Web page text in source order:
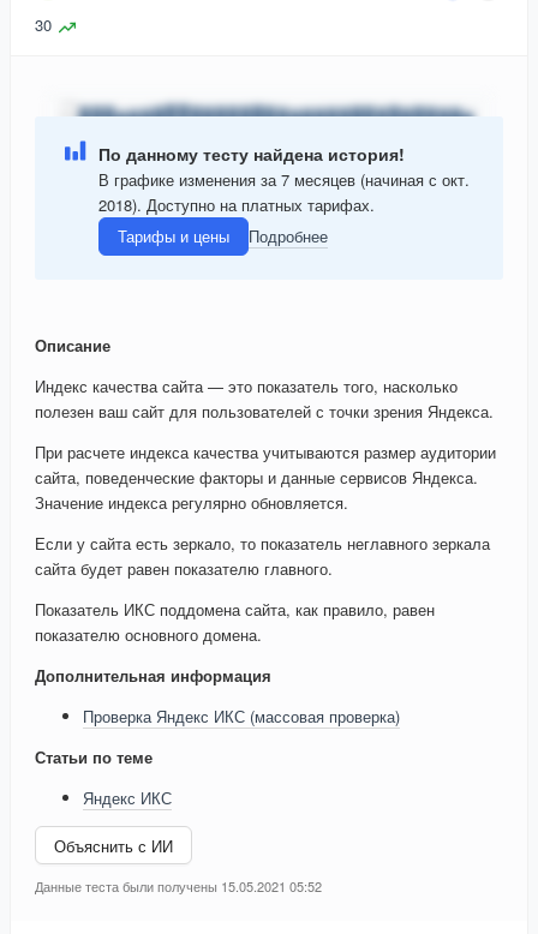
30
По данному тесту найдена история!
В графике изменения за 7 месяцев (начиная с окт.
2018). Доступно на платных тарифах.
Тарифы и цены
Подробнее
Описание
Индекс качества сайта — это показатель того, насколько
полезен ваш сайт для пользователей с точки зрения Яндекса.
При расчете индекса качества учитываются размер аудитории
сайта, поведенческие факторы и данные сервисов Яндекса.
Значение индекса регулярно обновляется.
Если у сайта есть зеркало, то показатель неглавного зеркала
сайта будет равен показателю главного.
Показатель ИКС поддомена сайта, как правило, равен
показателю основного домена.
Дополнительная информация
Проверка Яндекс ИКС (массовая проверка)
Статьи по теме
Яндекс ИКС
Объяснить с ИИ
Данные теста были получены 15.05.2021 05:52